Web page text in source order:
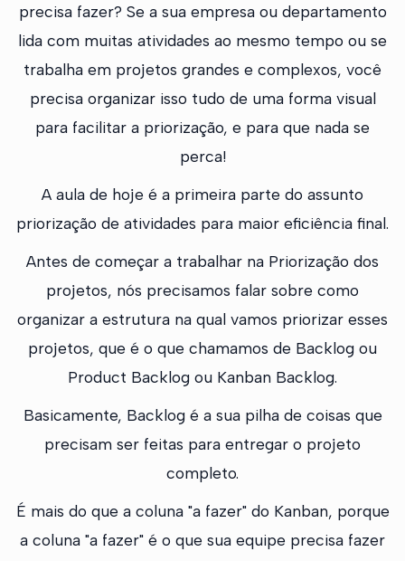
precisa fazer? Se a sua empresa ou departamento
lida com muitas atividades ao mesmo tempo ou se
trabalha em projetos grandes e complexos, você
precisa organizar isso tudo de uma forma visual
para facilitar a priorização, e para que nada se
perca!
A aula de hoje é a primeira parte do assunto
priorização de atividades para maior eficiência final.
Antes de começar a trabalhar na Priorização dos
projetos, nós precisamos falar sobre como
organizar a estrutura na qual vamos priorizar esses
projetos, que é o que chamamos de Backlog ou
Product Backlog ou Kanban Backlog.
Basicamente, Backlog é a sua pilha de coisas que
precisam ser feitas para entregar o projeto
completo.
É mais do que a coluna "a fazer" do Kanban, porque
a coluna "a fazer" é o que sua equipe precisa fazer